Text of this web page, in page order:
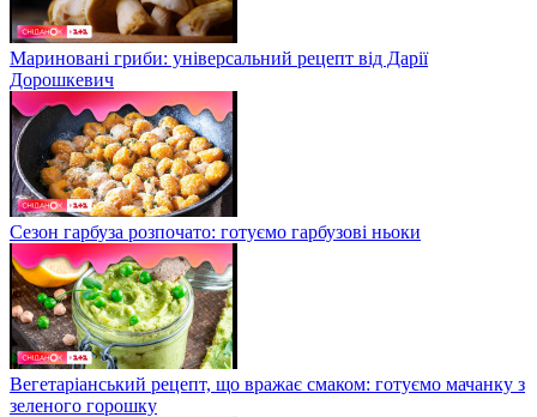
Мариновані гриби: універсальний рецепт від Дарії
Дорошкевич
Сезон гарбуза розпочато: готуємо гарбузові ньоки
Вегетаріанський рецепт, що вражає смаком: готуємо мачанку з
зеленого горошку